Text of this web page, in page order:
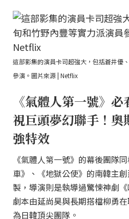
這部影集的演員卡司超強大，包括蒼井優
參演。圖片來源 | Netflix
《氣體人第一號》
視巨頭夢幻聯手！奧
強特效
《氣體人第一號》的幕後團隊
車》、《地獄公使》的南韓主
製，導演則是執導過驚悚神劇
劇本由延尚昊與長期搭檔柳勇
為日韓頂尖團隊。